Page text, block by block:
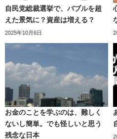
自民党総裁選挙で、バブルを超
えた景気に？資産は増える？
2025年10月6日
お金のことを学ぶのは、難しく
ないし簡単。でも怪しいと思う
残念な日本